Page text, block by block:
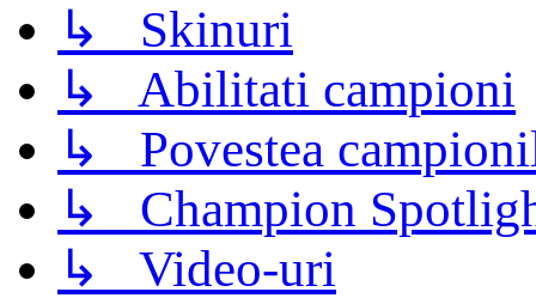
↳ Skinuri
↳ Abilitati campioni
↳ Povestea
↳ Champion
↳ Video-uri